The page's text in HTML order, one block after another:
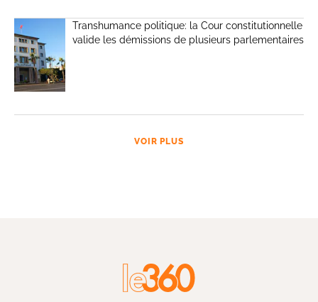
Transhumance politique: la Cour constitutionnelle
valide les démissions de plusieurs parlementaires
VOIR PLUS